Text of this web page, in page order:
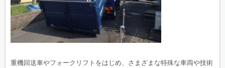
重機回送車やフォークリフトをはじめ、さまざまな特殊な車両や技術